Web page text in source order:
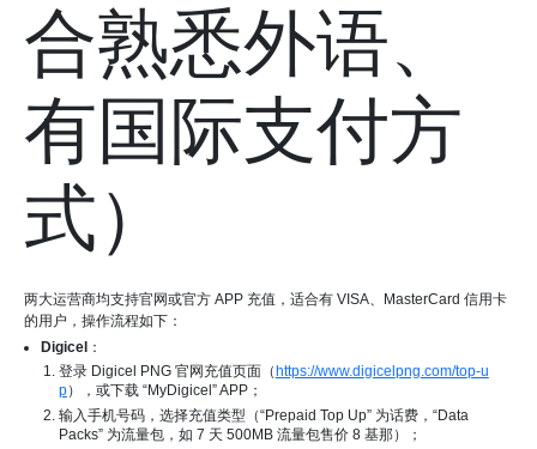
合熟悉外语、
有国际支付方
式）
两大运营商均支持官网或官方 APP 充值，适合有 VISA、MasterCard 信用卡
的用户，操作流程如下：
Digicel ：
登录 Digicel PNG 官网充值页面（ https://www.digicel png.com/top-u
p），或下载 “MyDigicel” APP；
输入手机号码，选择充值类型（“Prepaid Top Up” 为话费，“Data
Packs” 为流量包，如 7 天 500MB 流量包售价 8 基那）；